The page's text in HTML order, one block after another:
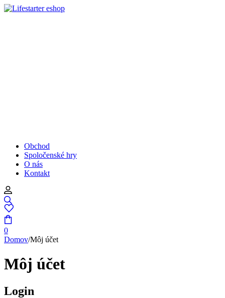
Obchod
Spoločenské hry
O nás
Kontakt
0
Domov/Môj účet
Môj účet
Login